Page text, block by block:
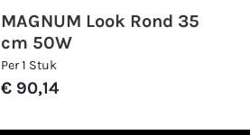
MAGNUM Look Rond 35
cm 50W
Per 1 Stuk
€ 90,14